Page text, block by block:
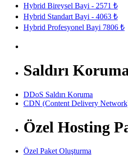
Hybrid Bireysel Bayi - 2571 ₺
Hybrid Standart Bayi - 4063 ₺
Hybrid Profesyonel Bayi 7806 ₺
Saldırı
DDoS Saldırı Koruma
CDN (Content Delivery
Özel Hosting
Özel Paket Oluşturma